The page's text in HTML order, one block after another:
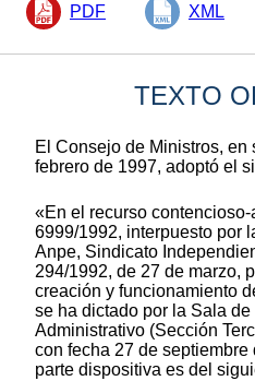
PDF XML
TEXTO
El Consejo de Ministros,
febrero de 1997, adoptó el
«En el recurso
6999/1992, interpuesto por
Anpe, Sindicato
294/1992, de 27 de marzo,
creación y funcionamiento
se ha dictado por la Sala
Administrativo (Sección
con fecha 27 de
parte dispositiva es del